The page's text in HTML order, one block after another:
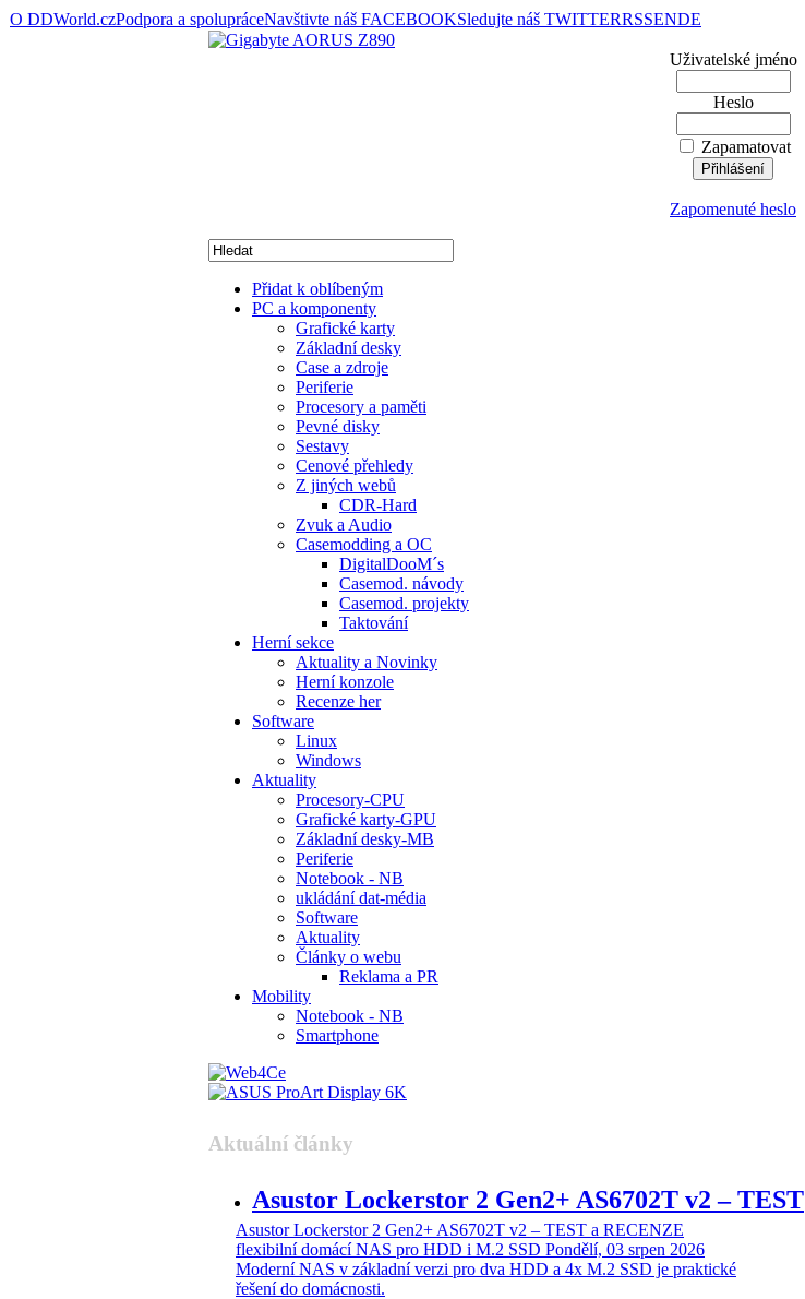
O DDWorld.czPodpora a spolupráceNavštivte náš FACEBOOKSledujte náš TWITTERRSSENDE
Uživatelské jméno
Heslo
Zapamatovat
Zapomenuté heslo
Přidat k oblíbeným
PC a komponenty
Grafické karty
Základní desky
Case a zdroje
Periferie
Procesory a paměti
Pevné disky
Sestavy
Cenové přehledy
Z jiných webů
CDR-Hard
Zvuk a Audio
Casemodding a OC
DigitalDooM´s
Casemod. návody
Casemod. projekty
Taktování
Herní sekce
Aktuality a Novinky
Herní konzole
Recenze her
Software
Linux
Windows
Aktuality
Procesory-CPU
Grafické karty-GPU
Základní desky-MB
Periferie
Notebook - NB
ukládání dat-média
Software
Aktuality
Články o webu
Reklama a PR
Mobility
Notebook - NB
Smartphone
Aktuální články
Asustor Lockerstor 2 Gen2+ AS6702T v2 – TEST
Asustor Lockerstor 2 Gen2+ AS6702T v2 – TEST a RECENZE
flexibilní domácí NAS pro HDD i M.2 SSD Pondělí, 03 srpen 2026
Moderní NAS v základní verzi pro dva HDD a 4x M.2 SSD je praktické
řešení do domácnosti.